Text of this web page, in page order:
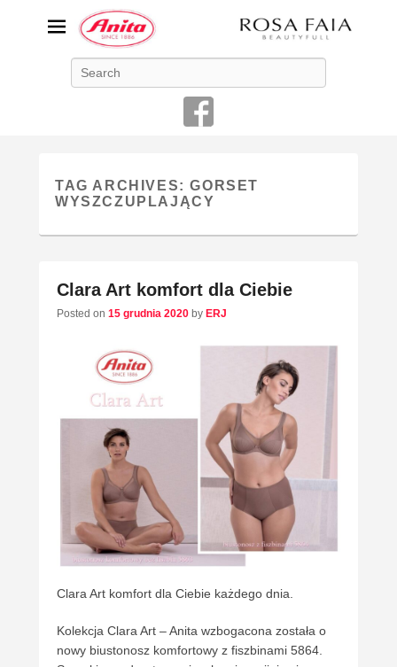
ANITA-unikalna bielizna
damska
Niemiecka firma Anita jest od 1886 roku producentem bielizny
damskiej o najwyższej jakości
TAG ARCHIVES:GORSET
WYSZCZUPLAJĄCY
Clara Art komfort dla Ciebie
Posted on 15 grudnia 2020 by ERJ
Clara Art komfort dla Ciebie każdego dnia.
Kolekcja Clara Art – Anita wzbogacona została o
nowy biustonosz komfortowy z fiszbinami 5864.